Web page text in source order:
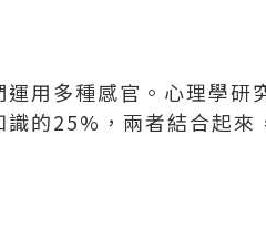
用多種感官。心理學
的25%，兩者結合起來